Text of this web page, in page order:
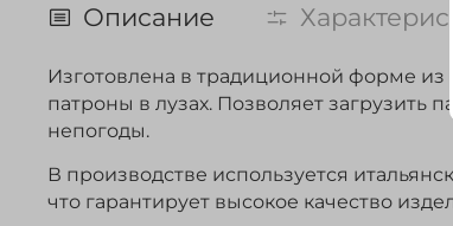
Описание
Изготовлена в традиционной форме
патроны в лузах. Позволяет
непогоды.
В производстве используется
что гарантирует высокое качество